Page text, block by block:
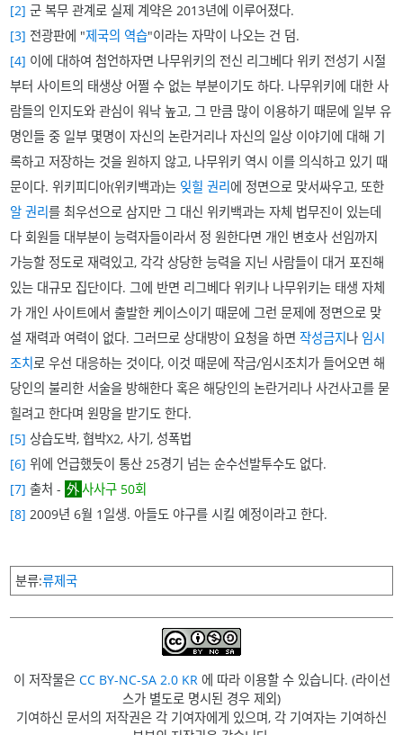
[2] 군 복무 관계로 실제 계약은 2013년에 이루어졌다.
[3] 전광판에 "제국의 역습"이라는 자막이 나오는 건 덤.
[4] 이에 대하여 첨언하자면 나무위키의 전신 리그베다 위키 전성기 시절
부터 사이트의 태생상 어쩔 수 없는 부분이기도 하다. 나무위키에 대한 사
람들의 인지도와 관심이 워낙 높고, 그 만큼 많이 이용하기 때문에 일부 유
명인들 중 일부 몇명이 자신의 논란거리나 자신의 일상 이야기에 대해 기
록하고 저장하는 것을 원하지 않고, 나무위키 역시 이를 의식하고 있기 때
문이다. 위키피디아(위키백과)는 잊힐 권리에 정면으로 맞서싸우고, 또한
알 권리를 최우선으로 삼지만 그 대신 위키백과는 자체 법무진이 있는데
다 회원들 대부분이 능력자들이라서 정 원한다면 개인 변호사 선임까지
가능할 정도로 재력있고, 각각 상당한 능력을 지닌 사람들이 대거 포진해
있는 대규모 집단이다. 그에 반면 리그베다 위키나 나무위키는 태생 자체
가 개인 사이트에서 출발한 케이스이기 때문에 그런 문제에 정면으로 맞
설 재력과 여력이 없다. 그러므로 상대방이 요청을 하면작성금지나 임시
조치로 우선 대응하는 것이다, 이것 때문에 작금/임시조치가 들어오면 해
당인의 불리한 서술을 방해한다 혹은 해당인의 논란거리나 사건사고를 묻
힐려고 한다며 원망을 받기도 한다.
[5] 상습도박, 협박X2, 사기, 성폭법
[6] 위에 언급했듯이 통산 25경기 넘는 순수선발투수도 없다.
[7] 출처 -
사사구 50회
[8] 2009년 6월 1일생. 아들도 야구를 시킬 예정이라고 한다.
분류 류제국
이 저작물은 CC BY-NC-SA 2.0 KR에 따라 이용할 수 있습니다. (라이선
스가 별도로 명시된 경우 제외)
기여하신 문서의 저작권은 각 기여자에게 있으며, 각 기여자는 기여하신